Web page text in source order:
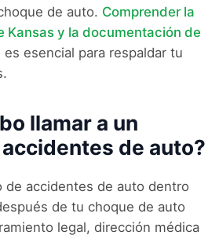
de auto. Comprender la
Kansas y la documentación de
es esencial para respaldar tu
llamar a un
de auto?
de accidentes de auto dentro
de tu choque de auto
legal, dirección médica